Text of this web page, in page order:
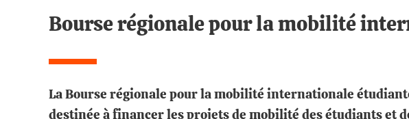
Bourse régionale pour la mobilité
La Bourse régionale pour la mobilité internationale
destinée à financer les projets de mobilité des étudiants et